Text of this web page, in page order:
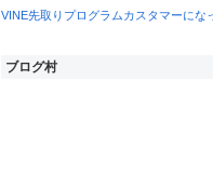
VINE先取りプログラムカスタマーにな
ブログ村